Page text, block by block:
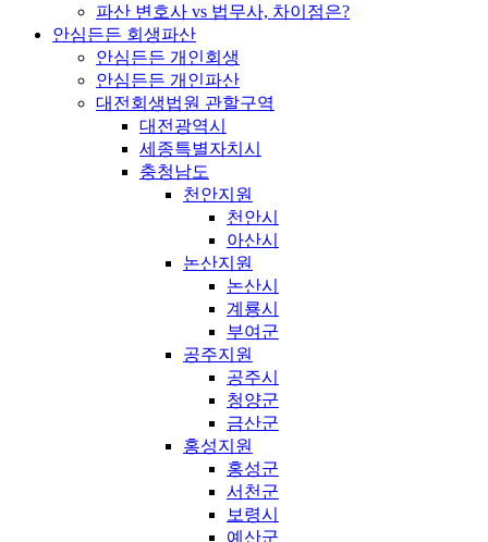
파산 변호사 vs 법무사, 차이점은?
안심든든 회생파산
안심든든 개인회생
안심든든 개인파산
대전회생법원 관할구역
대전광역시
세종특별자치시
충청남도
천안지원
천안시
아산시
논산지원
논산시
계룡시
부여군
공주지원
공주시
청양군
금산군
홍성지원
홍성군
서천군
보령시
예산군